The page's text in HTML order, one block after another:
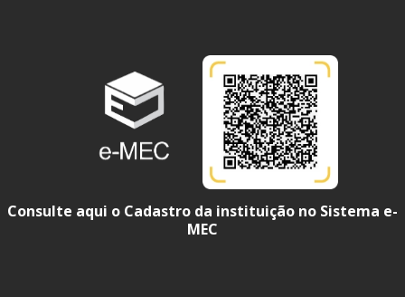
Consulte aqui o Cadastro da instituição no Sistema e-
MEC